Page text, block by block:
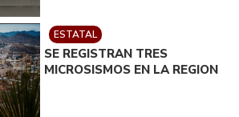
ESTATAL
SE REGISTRAN TRES
MICROSISMOS EN LA REGION